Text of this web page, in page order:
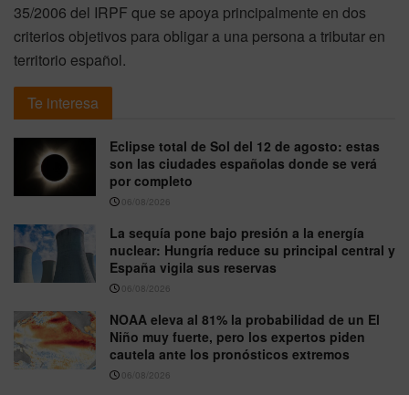
35/2006 del IRPF que se apoya principalmente en dos
criterios objetivos para obligar a una persona a tributar en
territorio español.
Te interesa
Eclipse total de Sol del 12 de agosto: estas
son las ciudades españolas donde se verá
por completo
06/08/2026
La sequía pone bajo presión a la energía
nuclear: Hungría reduce su principal central y
España vigila sus reservas
06/08/2026
NOAA eleva al 81% la probabilidad de un El
Niño muy fuerte, pero los expertos piden
cautela ante los pronósticos extremos
06/08/2026